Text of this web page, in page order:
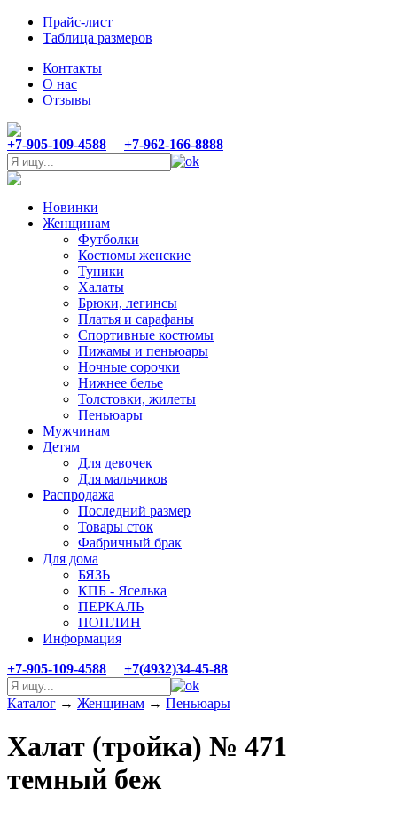
Прайс-лист
Таблица размеров
Контакты
О нас
Отзывы
+7-905-109-4588 +7-962-166-8888
Новинки
Женщинам
Футболки
Костюмы женские
Туники
Халаты
Брюки, легинсы
Платья и сарафаны
Спортивные костюмы
Пижамы и пеньюары
Ночные сорочки
Нижнее белье
Толстовки, жилеты
Пеньюары
Мужчинам
Детям
Для девочек
Для мальчиков
Распродажа
Последний размер
Товары сток
Фабричный брак
Для дома
БЯЗЬ
КПБ - Яселька
ПЕРКАЛЬ
ПОПЛИН
Информация
+7-905-109-4588
+7(4932)34-45-88
Каталог → Женщинам → Пеньюары
Халат (тройка) № 471
темный беж